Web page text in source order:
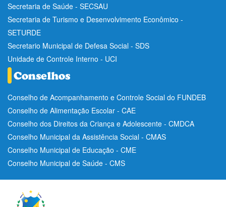
Secretaria de Saúde - SECSAU
Secretaria de Turismo e Desenvolvimento Econômico -
SETURDE
Secretario Municipal de Defesa Social - SDS
Unidade de Controle Interno - UCI
Conselho de Acompanhamento e Controle Social do FUNDEB
Conselho de Alimentação Escolar - CAE
Conselho dos Direitos da Criança e Adolescente - CMDCA
Conselho Municipal da Assistência Social - CMAS
Conselho Municipal de Educação - CME
Conselho Municipal de Saúde - CMS